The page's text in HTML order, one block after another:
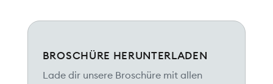
BROSCHÜRE HERUNTERLADEN
Lade dir unsere Broschüre mit allen